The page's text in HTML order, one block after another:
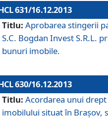
631/16.12.2013
Titlu: Aprobarea stingerii
S.C. Bogdan Invest S.R.L.
bunuri imobile.
630/16.12.2013
Titlu: Acordarea unui
imobilului situat în Braşov,